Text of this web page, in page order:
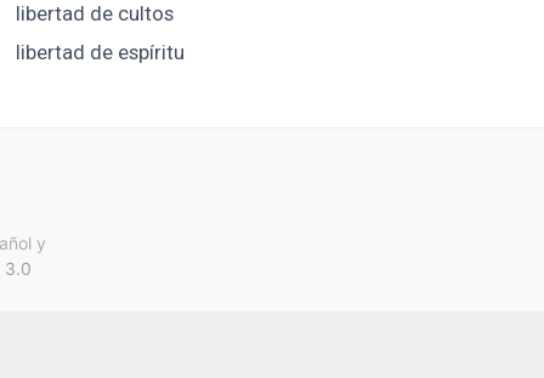
libertad de cultos
libertad de espíritu
y
3.0